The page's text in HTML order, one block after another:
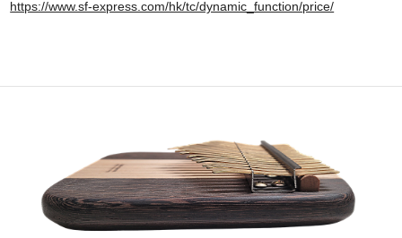
https://www.sf-express.com/hk/tc/dynamic_function/price/